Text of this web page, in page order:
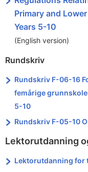
Primary and
Years 5-10
(English version)
Rundskriv
Rundskriv F-06-16
femårige
5-10
Rundskriv F-05-10
Lektorutdanning
Lektorutdanning for